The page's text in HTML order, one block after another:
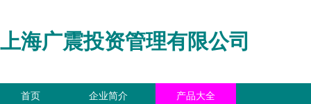
上海广震投资管理有限公司
首页 企业简介 产品大全